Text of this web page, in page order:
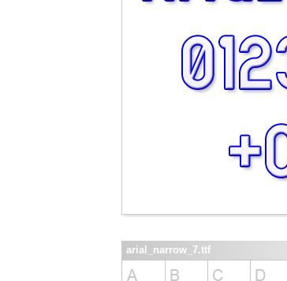
arial_narrow_7.ttf